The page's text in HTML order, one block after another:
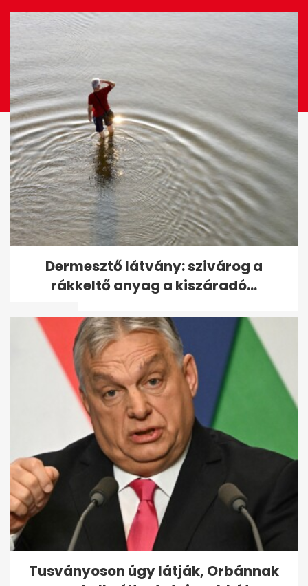
A pszichológia szerint ez a
nyudíjba vonulás legnehezebb
része -...
Vannak nyugdíjasok, akik túl
sokat takarítanak meg - és
túl...
Dermesztő látvány: szivárog a
rákkeltő anyag a kiszáradó...
Tusványoson úgy látják, Orbánnak